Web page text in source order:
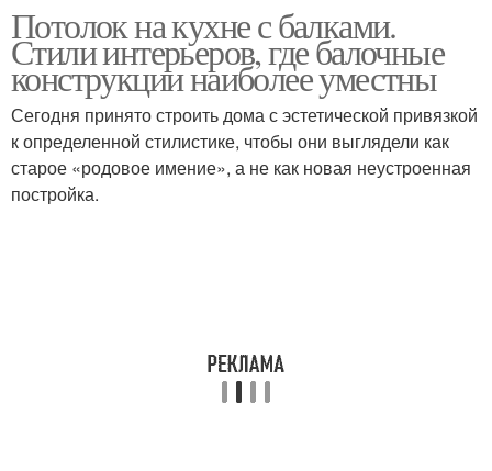
Балки для потолка Балки из гипсокартона
Потолки с балками Балки на потолке
Потолок на кухне с балками.
Стили интерьеров, где балочные
конструкции наиболее уместны
Сегодня принято строить дома с эстетической привязкой
к определенной стилистике, чтобы они выглядели как
старое «родовое имение», а не как новая неустроенная
постройка.